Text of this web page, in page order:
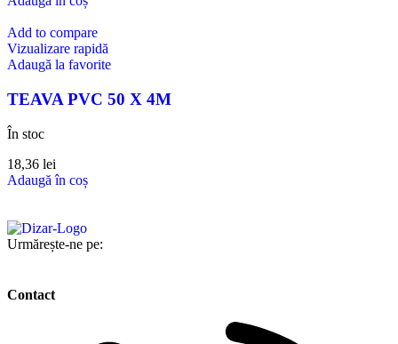
Add to compare
Vizualizare rapidă
Adaugă la favorite
TEAVA PVC 50 X 4M
În stoc
18,36 lei
Adaugă în coș
Urmărește-ne pe:
Contact